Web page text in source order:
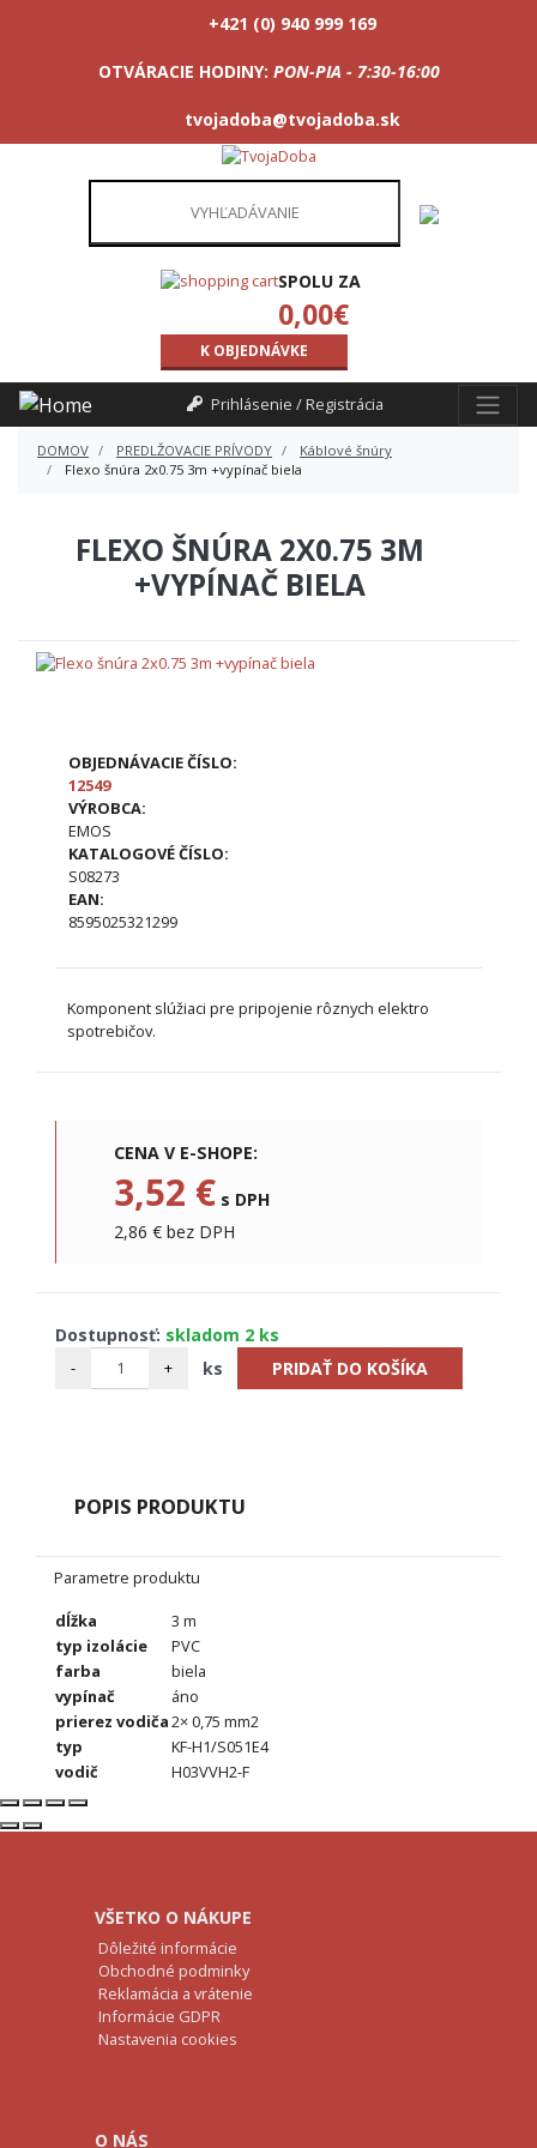
+421 (0) 940 999 169
OTVÁRACIE HODINY: PON-PIA - 7:30-16:00
tvojadoba@tvojadoba.sk
SPOLU ZA
0,00€
K OBJEDNÁVKE
Prihlásenie / Registrácia
DOMOV PREDLŽOVACIE PRÍVODY
Káblové šnúry
Flexo šnúra 2x0.75 3m +vypínač biela
FLEXO ŠNÚRA 2X0.75 3M
+VYPÍNAČ BIELA
OBJEDNÁVACIE ČÍSLO:
12549
VÝROBCA:
EMOS
KATALOGOVÉ ČÍSLO:
S08273
EAN:
8595025321299
Komponent slúžiaci pre pripojenie rôznych elektro
spotrebičov.
CENA V E-SHOPE:
3,52 € s DPH
2,86 € bez DPH
Dostupnosť: skladom 2 ks
- + ks PRIDAŤ DO KOŠÍKA
POPIS PRODUKTU
Parametre produktu
dĺžka
3 m
typ izolácie
PVC
farba
biela
vypínač
áno
prierez vodiča2× 0,75 mm2
typ
KF-H1/S051E4
vodič
H03VVH2-F
VŠETKO O NÁKUPE
Dôležité informácie
Obchodné podminky
Reklamácia a vrátenie
Informácie GDPR
Nastavenia cookies
O NÁS